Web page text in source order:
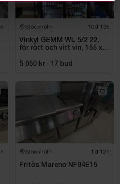
Stockholm 10d 13h
Vinkyl GEMM WL 5/2 22,
för rött och vitt vin, 155 x
5 050 kr · 17 bud
Stockholm 1d 12h
Fritös Mareno NF94E15